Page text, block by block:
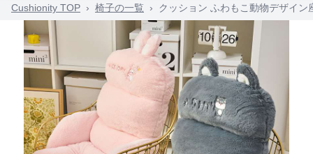
Cushionity TOP › 椅子の一覧 › クッション ふわもこ動物デザイン